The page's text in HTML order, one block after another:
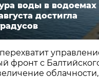
воды в водоемах
достигла
фронт с
облачности,